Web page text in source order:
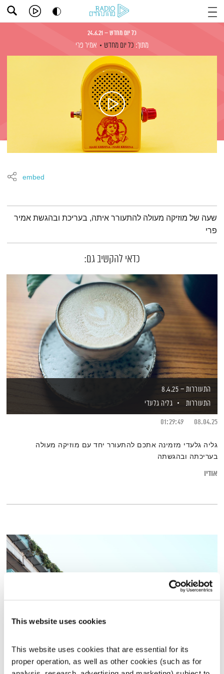
This website uses cookies
This website uses cookies that are essential for its
proper operation, as well as other cookies (such as for
כל יום מחדש – 24.6.21
מתוך: כל יום מחדש אמיר פרי
embed
תמצית הפודקאסט
שעה של מוזיקה מעולה להתעורר איתה, בעריכת ובהגשת אמיר
פרי
כדאי להקשיב גם:
התעוררות – 8.4.25
התעוררות
גליה גלעדי
08.04.25
01:29:49
גליה גלעדי מזמינה אתכם להתעורר יחד עם מוזיקה מעולה
בעריכתה ובהגשתה
אודיו
התבוננות סביבתית חברתית – 26.7.21
התבוננות
דליק ווליניץושמואל שאול